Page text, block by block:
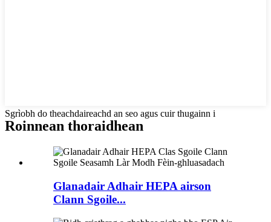
Sgrìobh do theachdaireachd an seo agus cuir thugainn i
Roinnean thoraidhean
Glanadair Adhair HEPA airson
Clann Sgoile...